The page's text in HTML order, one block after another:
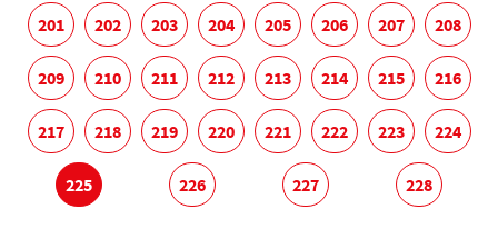
201 202 203 204 205 206 207 208
209 210 211 212 213 214 215 216
217 218 219 220 221 222 223 224
225 226 227 228